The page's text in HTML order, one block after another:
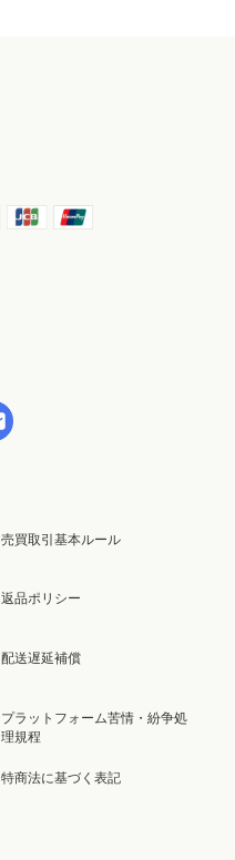
売買取引基本ルール
返品ポリシー
配送遅延補償
プラットフォーム苦情・紛争処
理規程
特商法に基づく表記